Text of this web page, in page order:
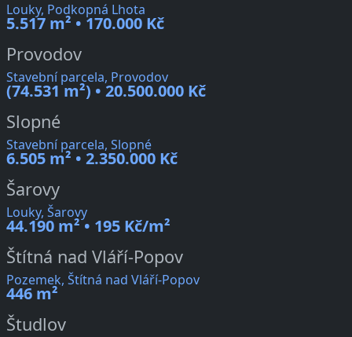
Louky, Podkopná Lhota
5.517 m² • 170.000 Kč
Provodov
Stavební parcela, Provodov
(74.531 m²) • 20.500.000 Kč
Slopné
Stavební parcela, Slopné
6.505 m² • 2.350.000 Kč
Šarovy
Louky, Šarovy
44.190 m² • 195 Kč/m²
Štítná nad Vláří-Popov
Pozemek, Štítná nad Vláří-Popov
446 m²
Študlov